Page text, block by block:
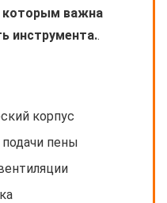
которым важна
инструмента..
корпус
подачи пены